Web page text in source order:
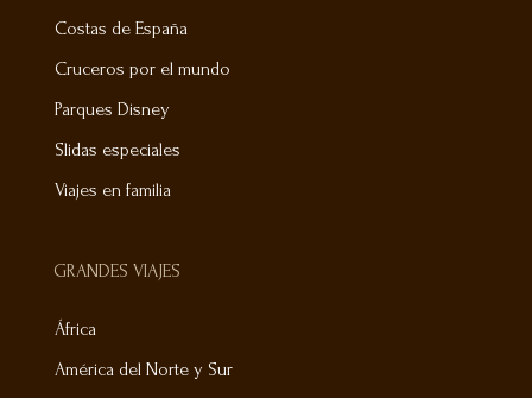
Costas de España
Cruceros por el mundo
Parques Disney
Slidas especiales
Viajes en familia
GRANDES VIAJES
África
América del Norte y Sur